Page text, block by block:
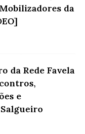
da
da Rede Favela
e